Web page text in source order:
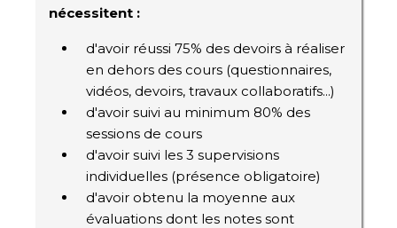
nécessitent :
d'avoir réussi 75% des devoirs à réaliser
en dehors des cours (questionnaires,
vidéos, devoirs, travaux collaboratifs...)
d'avoir suivi au minimum 80% des
sessions de cours
d'avoir suivi les 3 supervisions
individuelles (présence obligatoire)
d'avoir obtenu la moyenne aux
évaluations dont les notes sont